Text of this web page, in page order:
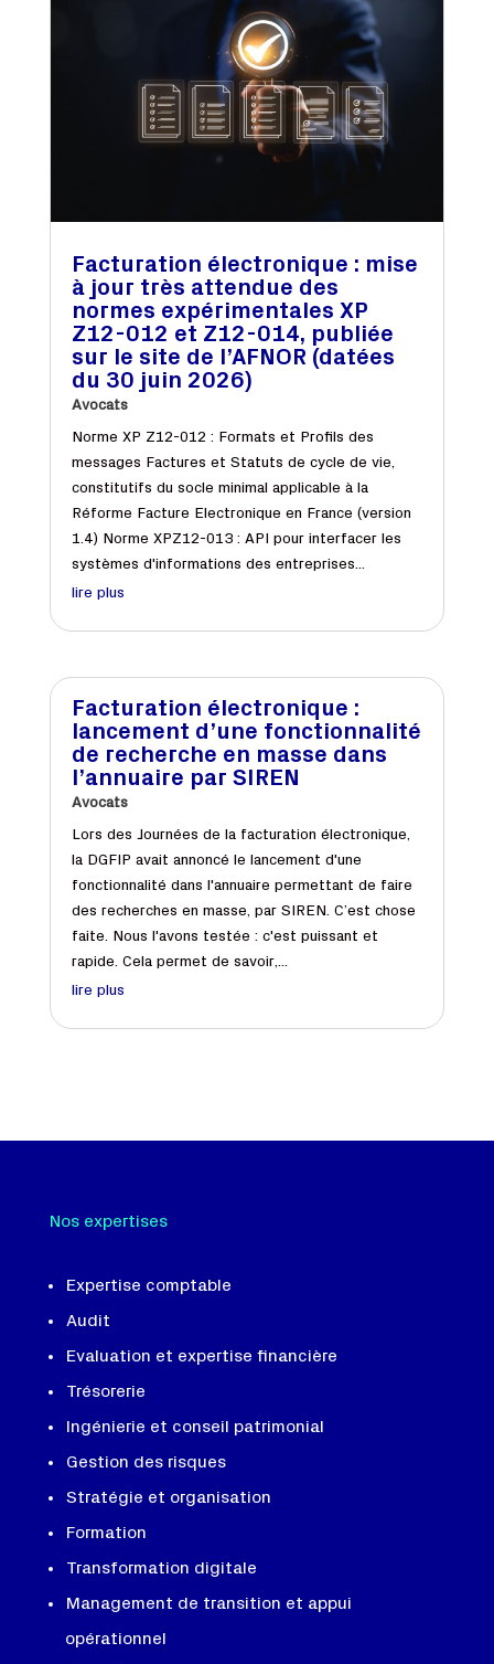
Facturation électronique : mise
à jour très attendue des
normes expérimentales XP
Z12-012 et Z12-014, publiée
sur le site de l’AFNOR (datées
du 30 juin 2026)
Avocats
Norme XP Z12-012 : Formats et Profils des
messages Factures et Statuts de cycle de vie,
constitutifs du socle minimal applicable à la
Réforme Facture Electronique en France (version
1.4) Norme XPZ12-013 : API pour interfacer les
systèmes d'informations des entreprises...
lire plus
Facturation électronique :
lancement d’une fonctionnalité
de recherche en masse dans
l’annuaire par SIREN
Avocats
Lors des Journées de la facturation électronique,
la DGFIP avait annoncé le lancement d'une
fonctionnalité dans l'annuaire permettant de faire
des recherches en masse, par SIREN. C’est chose
faite. Nous l'avons testée : c'est puissant et
rapide. Cela permet de savoir,...
lire plus
Nos expertises
Expertise comptable
Audit
Evaluation et expertise financière
Trésorerie
Ingénierie et conseil patrimonial
Gestion des risques
Stratégie et organisation
Formation
Transformation digitale
Management de transition et appui
opérationnel